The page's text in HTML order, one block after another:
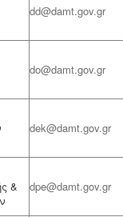
dd@damt.gov.gr
do@damt.gov.gr
dek@damt.gov.gr
&
dpe@damt.gov.gr